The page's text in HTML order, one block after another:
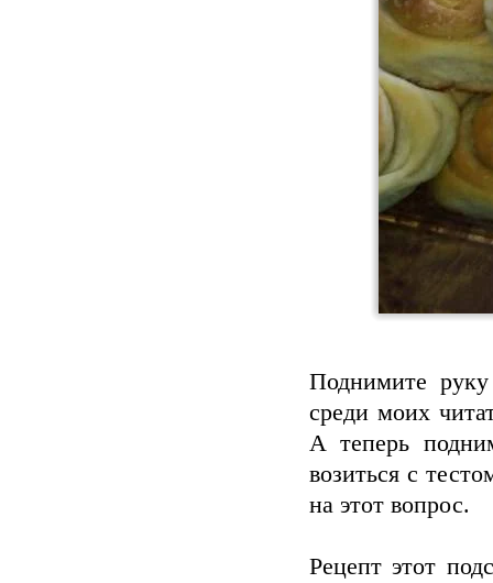
Поднимите
среди моих
А теперь
возиться с
на этот вопрос.
Рецепт этот